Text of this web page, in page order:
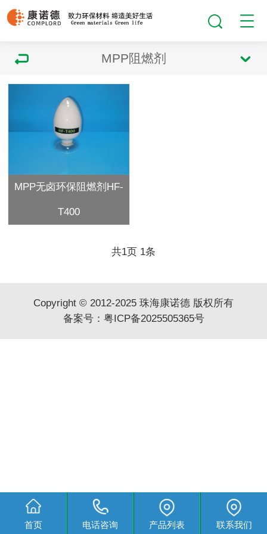
MPP阻燃剂
MPP无卤环保阻燃剂HF-
T400
共1页 1条
Copyright © 2012-2025 珠海康诺德 版权所有
备案号： 粤ICP备2025505365号
首页 电话咨询 产品列表 联系我们